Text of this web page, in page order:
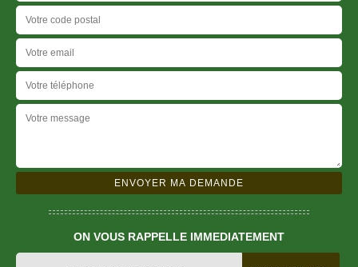
ON VOUS RAPPELLE IMMEDIATEMENT